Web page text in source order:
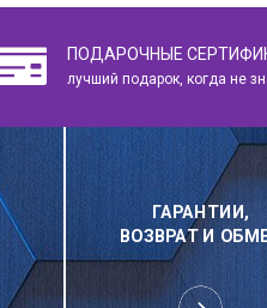
ПОДАРОЧНЫЕ
лучший подарок, когда не
ГАРАНТИИ,
ВОЗВРАТ И